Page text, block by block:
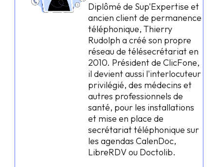
Diplômé de Sup'Expertise et
ancien client de permanence
téléphonique, Thierry
Rudolph a créé son propre
réseau de télésecrétariat en
2010. Président de ClicFone,
il devient aussi l'interlocuteur
privilégié, des médecins et
autres professionnels de
santé, pour les installations
et mise en place de
secrétariat téléphonique sur
les agendas CalenDoc,
LibreRDV ou Doctolib.